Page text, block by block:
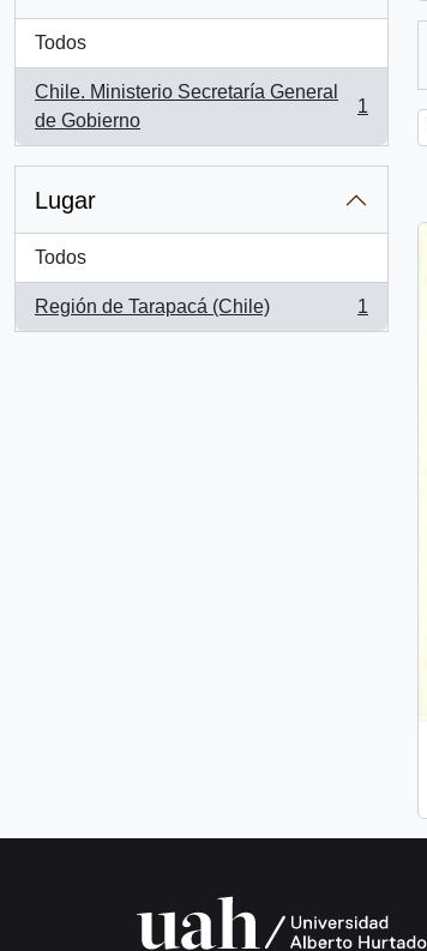
Todos
Chile. Ministerio Secretaría General
de Gobierno
, 1 resultados
1
Lugar
Todos
Región de Tarapacá (Chile)
, 1 resultados
1